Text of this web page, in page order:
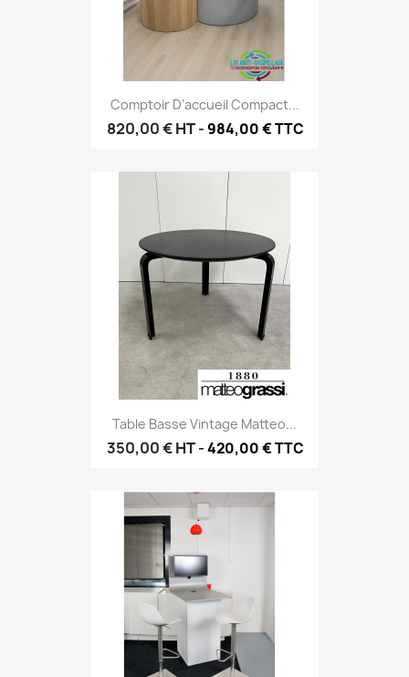
Comptoir D’accueil Compact...
820,00 €HT-984,00 € TTC
Table Basse Vintage Matteo...
350,00 €HT-420,00 € TTC